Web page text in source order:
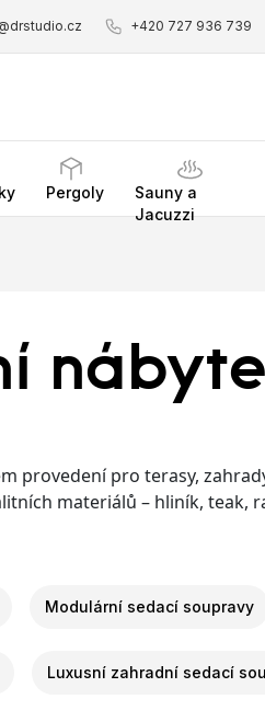
+420 727 936 739
Pergoly
Sauny a
Jacuzzi
provedení pro terasy,
materiálů – hliník,
Modulární sedací soupravy
Luxusní zahradní sedací